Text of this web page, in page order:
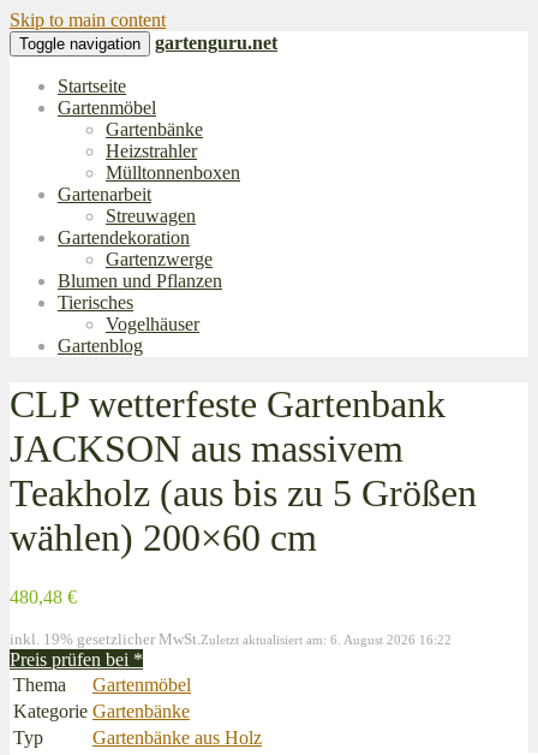
Skip to main content
Toggle navigation gartenguru.net
Startseite
Gartenmöbel
Gartenbänke
Heizstrahler
Mülltonnenboxen
Gartenarbeit
Streuwagen
Gartendekoration
Gartenzwerge
Blumen und Pflanzen
Tierisches
Vogelhäuser
Gartenblog
CLP wetterfeste Gartenbank
JACKSON aus massivem
Teakholz (aus bis zu 5 Größen
wählen) 200×60 cm
480,48 €
inkl. 19% gesetzlicher MwSt. Zuletzt aktualisiert am: 6. August 2026 16:22
Preis prüfen bei *
Thema
Gartenmöbel
Kategorie Gartenbänke
Typ
Gartenbänke aus Holz